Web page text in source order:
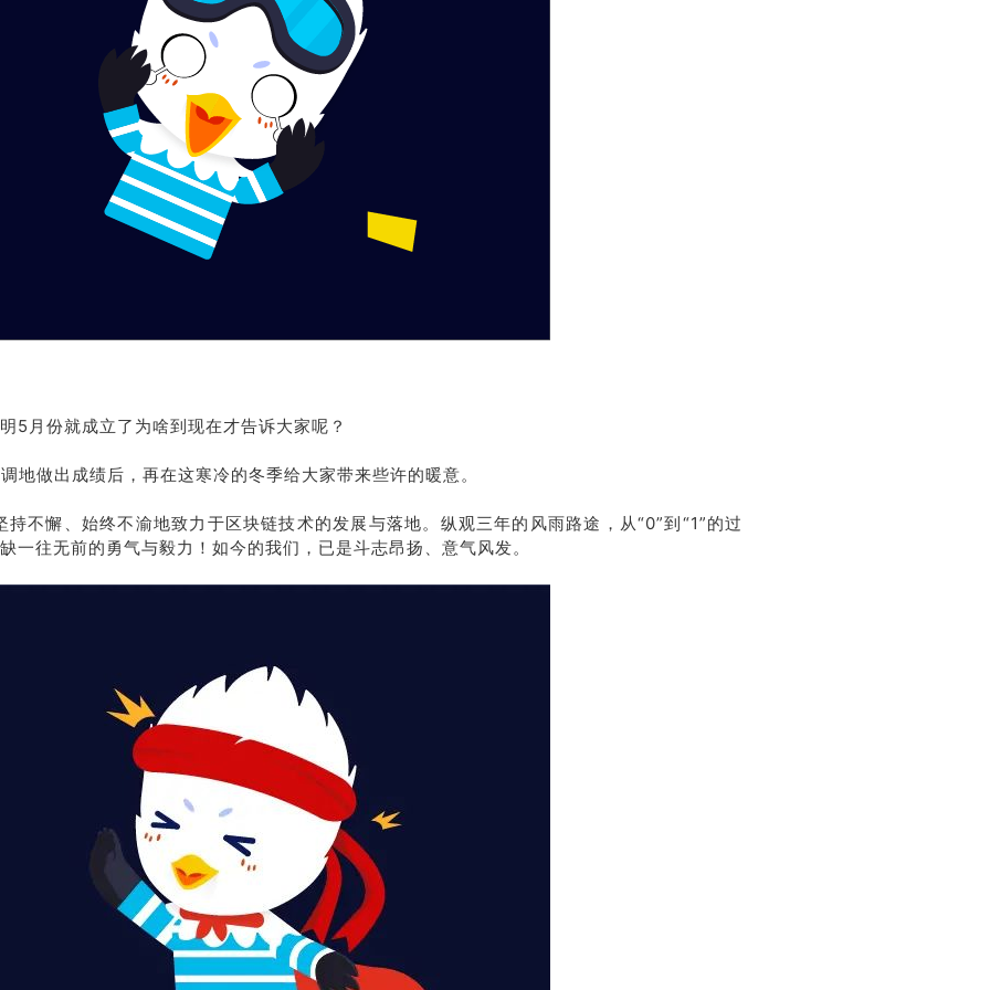
5月份就成立了为啥到现在才告诉大家呢？
地做出成绩后，再在这寒冷的冬季给大家带来些许的暖意。
不懈、始终不渝地致力于区块链技术的发展与落地。纵观三年的风雨路途，从“0”到“1”的过
一往无前的勇气与毅力！如今的我们，已是斗志昂扬、意气风发。